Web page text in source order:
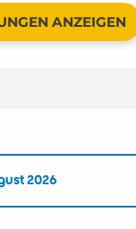
ANZEIGEN
2026